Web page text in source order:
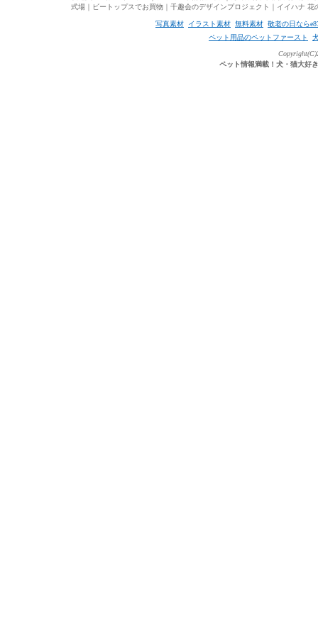
式場 ｜ ビートップスでお買物 ｜ 千趣会のデザインプロジェクト ｜ イイハナ 花
写真素材 イラスト素材 無料素材 敬老の日なら
ペット用品のペットファースト
ペット情報満載！犬・猫大好